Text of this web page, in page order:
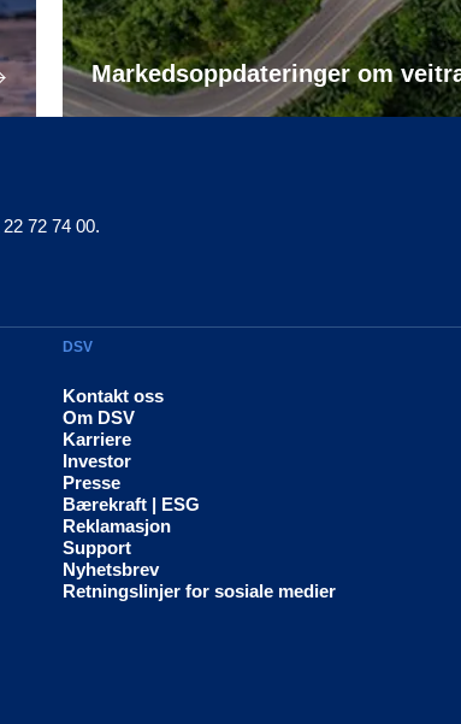
Markedsoppdateringer om
72 74 00.
DSV
Kontakt oss
Om DSV
Karriere
Investor
Presse
Bærekraft | ESG
Reklamasjon
Support
Nyhetsbrev
Retningslinjer for sosiale medier